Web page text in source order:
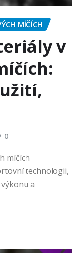
MÍČÍCH
v
0
míčích
technologii,
a